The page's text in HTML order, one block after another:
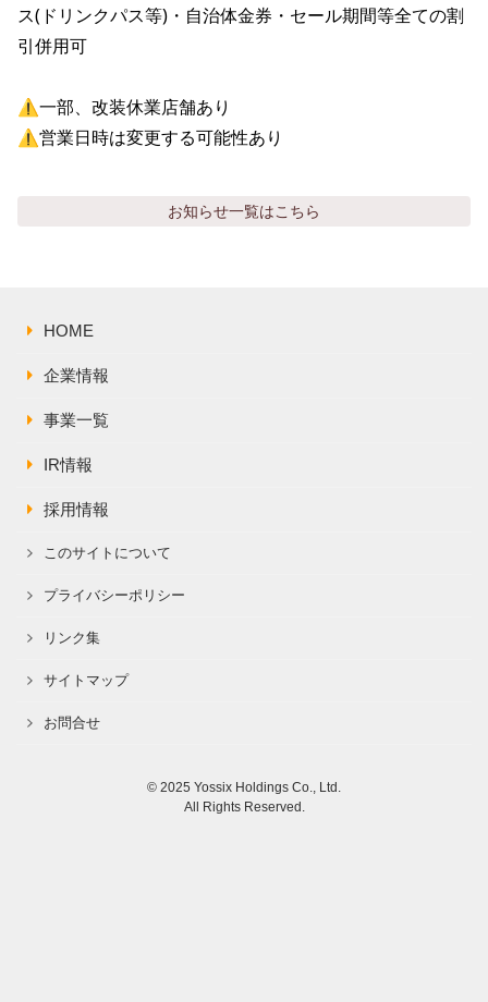
ス(ドリンクパス等)・自治体金券・セール期間等全ての割
引併用可
⚠️一部、改装休業店舗あり
⚠️営業日時は変更する可能性あり
お知らせ一覧はこちら
HOME
企業情報
事業一覧
IR情報
採用情報
このサイトについて
プライバシーポリシー
リンク集
サイトマップ
お問合せ
© 2025 Yossix Holdings Co., Ltd.
All Rights Reserved.